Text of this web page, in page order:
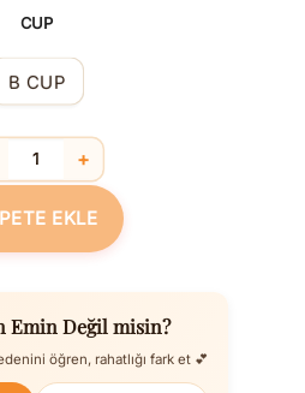
CUP
B CUP
Sütyen ve Slip Takım Yeşil adet
+
EKLE
Emin Değil misin?
öğren, rahatlığı fark et 💕